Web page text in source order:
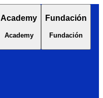
Academy
Academy
Fundación
Fundación